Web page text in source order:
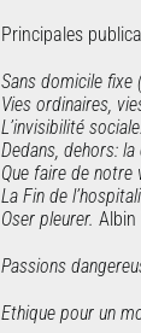
Principales
Sans domicile fixe
Vies ordinaires,
L’invisibilité sociale.
Dedans, dehors:
Que faire de notre
La Fin de
Oser pleurer. Albin
Passions
Ethique pour un